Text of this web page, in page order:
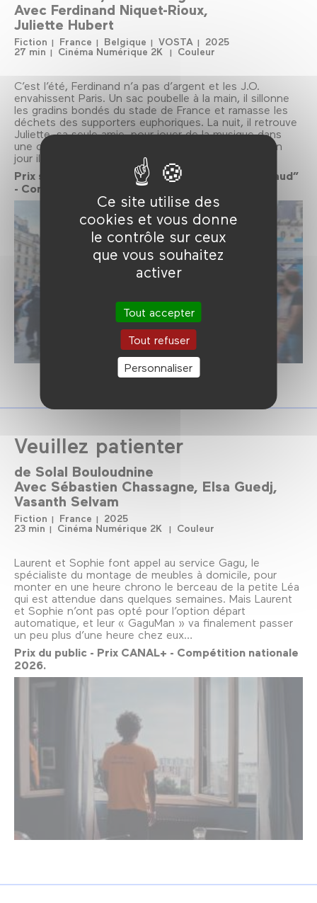
Ce site utilise des
cookies et vous donne
le contrôle sur ceux
que vous souhaitez
activer
Tout accepter
Tout refuser
Personnaliser
Avec Ferdinand Niquet-Rioux
Juliette Hubert
Fiction France Belgique VOSTA
2025
27 min
Cinéma Numérique 2K Couleur
C’est l’été, Ferdinand n’a pas d’argent et les J.O.
envahissent Paris. Un sac poubelle à la main, il sillonne
les gradins bondés du stade de France et ramasse les
déchets des supporters euphoriques. La nuit, il retrouve
Juliette, sa seule amie, pour jouer de la musique dans
une cave. Ensemble ils bricolent des chansons qu’un
jour ils oseront peut-être montrer à un public.
Prix spécial du Jury - Prix du rire “Fernand-Raynaud”
- Compétition nationale 2026.
Veuillez patienter
de Solal Bouloudnine
Avec Sébastien Chassagne Elsa Guedj
Vasanth Selvam
Fiction France
2025
23 min
Cinéma Numérique 2K Couleur
Laurent et Sophie font appel au service Gagu, le
spécialiste du montage de meubles à domicile, pour
monter en une heure chrono le berceau de la petite Léa
qui est attendue dans quelques semaines. Mais Laurent
et Sophie n’ont pas opté pour l’option départ
automatique, et leur « GaguMan » va finalement passer
un peu plus d’une heure chez eux…
Prix du public - Prix CANAL+ - Compétition nationale
2026.